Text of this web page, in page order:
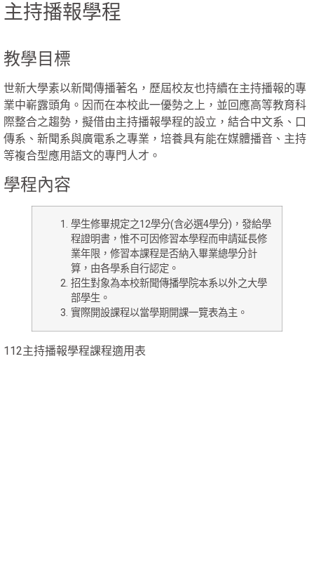
主持播報學程
教學目標
世新大學素以新聞傳播著名，歷屆校友也持續在主持播報的專
業中嶄露頭角。因而在本校此一優勢之上，並回應高等教育科
際整合之趨勢，擬借由主持播報學程的設立，結合中文系、口
傳系、新聞系與廣電系之專業，培養具有能在媒體播音、主持
等複合型應用語文的專門人才。
學程內容
學生修畢規定之12學分(含必選4學分)，發給學
程證明書，惟不可因修習本學程而申請延長修
業年限，修習本課程是否納入畢業總學分計
算，由各學系自行認定。
招生對象為本校新聞傳播學院本系以外之大學
部學生。
實際開設課程以當學期開課一覽表為主。
112主持播報學程課程適用表